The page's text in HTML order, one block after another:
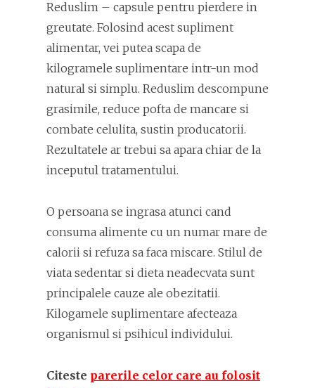
Reduslim – capsule pentru pierdere in
greutate. Folosind acest supliment
alimentar, vei putea scapa de
kilogramele suplimentare intr-un mod
natural si simplu. Reduslim descompune
grasimile, reduce pofta de mancare si
combate celulita, sustin producatorii.
Rezultatele ar trebui sa apara chiar de la
inceputul tratamentului.
O persoana se ingrasa atunci cand
consuma alimente cu un numar mare de
calorii si refuza sa faca miscare. Stilul de
viata sedentar si dieta neadecvata sunt
principalele cauze ale obezitatii.
Kilogamele suplimentare afecteaza
organismul si psihicul individului.
Citeste parerile celor care au folosit